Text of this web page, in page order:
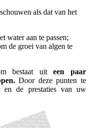
als dat van het
water aan te passen;
de groei van algen te
bestaat uiteen paar
Door deze punten te
en de prestaties van uw